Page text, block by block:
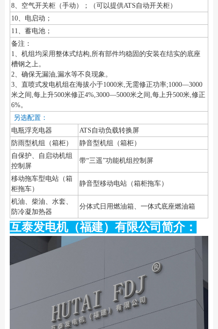
8、空气开关柜（手动）；（可以提供ATS自动开关柜）
10、电启动；
11、蓄电池；
备注：
1、机组均采用整体式结构,所有部件均稳固的安装在结实的底座
槽钢之上。
2、确保无漏油,漏水等不良现象。
3、直喷式发电机组在海拔小于1000米,无需修正功率;1000—3000
米之间,每上升500米修正4%,3000—5000米之间,每上升500米,修正
6%。
另选配置：
电瓶浮充电器
ATS自动负载转换屏
防雨型机组（箱柜）
静音型机组（箱柜）
自保护、自启动机组
控制屏
带“三遥”功能机组控制屏
移动拖车型电站（箱
柜拖车）
静音型移动电站（箱柜拖车）
机油、柴油、水套、
防冷凝加热器
分体式日用燃油箱、一体式底座燃油箱
互泰发电机（福建）有限公司简介：